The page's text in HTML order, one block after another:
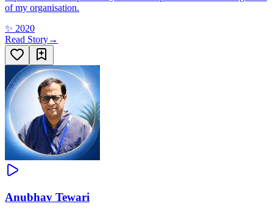
of my organisation.
✨ 2020
Read Story→
Anubhav Tewari